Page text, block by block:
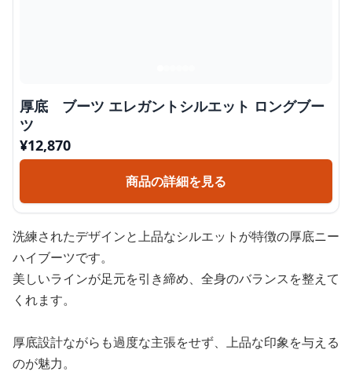
厚底 ブーツ エレガントシルエット ロングブー
ツ
¥12,870
商品の詳細を見る
洗練されたデザインと上品なシルエットが特徴の厚底ニー
ハイブーツです。
美しいラインが足元を引き締め、全身のバランスを整えて
くれます。
厚底設計ながらも過度な主張をせず、上品な印象を与える
のが魅力。